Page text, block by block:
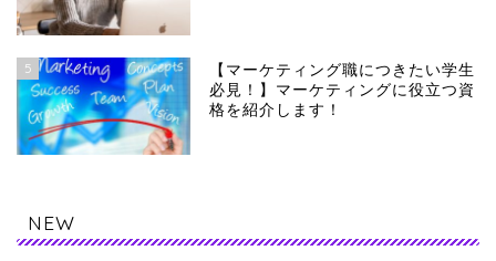
5
【マーケティング職につきたい学生
必見！】マーケティングに役立つ資
格を紹介します！
NEW